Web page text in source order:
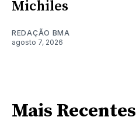
Michiles
REDAÇÃO BMA
agosto 7, 2026
Mais Recentes